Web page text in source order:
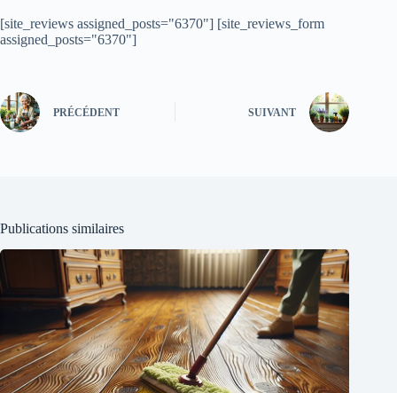
[site_reviews assigned_posts="6370"] [site_reviews_form
assigned_posts="6370"]
PRÉCÉDENT SUIVANT
Publications similaires